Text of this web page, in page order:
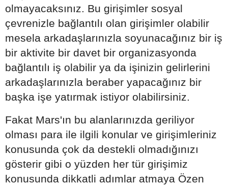
olmayacaksınız. Bu girişimler sosyal
çevrenizle bağlantılı olan girişimler olabilir
mesela arkadaşlarınızla soyunacağınız bir iş
bir aktivite bir davet bir organizasyonda
bağlantılı iş olabilir ya da işinizin gelirlerini
arkadaşlarınızla beraber yapacağınız bir
başka işe yatırmak istiyor olabilirsiniz.
Fakat Mars'ın bu alanlarınızda geriliyor
olması para ile ilgili konular ve girişimleriniz
konusunda çok da destekli olmadığınızı
gösterir gibi o yüzden her tür girişimiz
konusunda dikkatli adımlar atmaya Özen